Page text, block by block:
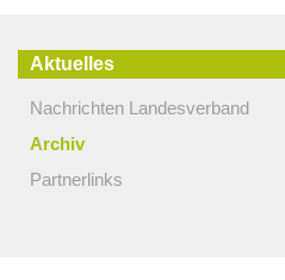
Aktuelles
Nachrichten Landesverband
Archiv
Partnerlinks